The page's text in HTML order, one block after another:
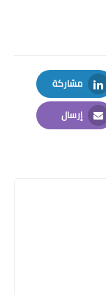
مشاركة
LinkedIn
إرسال
Email